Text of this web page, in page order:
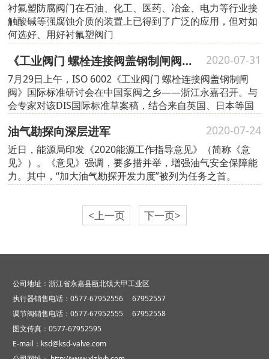
衬氟塑防腐阀门在石油、化工、医药、冶金、电力等行业接
触酸碱等强腐蚀介质的装置上已得到了广泛的应用，但对如
何选好、用好衬氟塑阀门
《工业阀门 螺栓连接阀盖钢制闸阀》国际标准研讨会在浙江永嘉召开 2020-07-31
7月29日上午，ISO 6002《工业阀门 螺栓连接阀盖钢制闸
阀》国际标准研讨会在中国泵阀之乡——浙江永嘉召开。与
会专家对该DIS国际标准草案稿，结合来自英国、日本等国
际标准化专家提出的意见和建议进行了充分而热烈的研讨。
油气勘探向深层进军 2020-07-24
近日，能源局印发《2020能源工作指导意见》（简称《意
见》）。《意见》强调，要多措并举，增强油气安全保障能
力。其中，“加大油气勘探开发力度”被列为任务之首。
<上一页 下一页>
公司地址：浙江省永嘉县瓯北镇大甲工业区
执行器销售电话：0577-67952556 67952557
调节阀销售电话：0577-67952555 67952558
图文传真：0577-67952595
E-mail：ksd@ksd-valve.com